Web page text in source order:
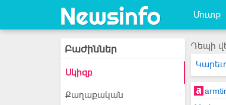
Մուտք
Բաժիններ
Սկիզբ
Քաղաքական
Դեպի